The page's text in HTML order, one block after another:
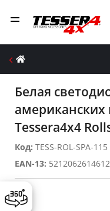
Белая
Tessera4x4
Код: TESS-ROL-SPA-115
EAN-13: 5212062614612